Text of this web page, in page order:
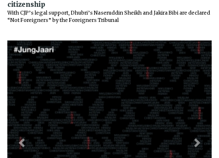
citizenship
With CJP’s legal support, Dhubri’s Naseruddin Sheikh and Jakira Bibi are declared
“Not Foreigners” by the Foreigners Tribunal
Previous Next